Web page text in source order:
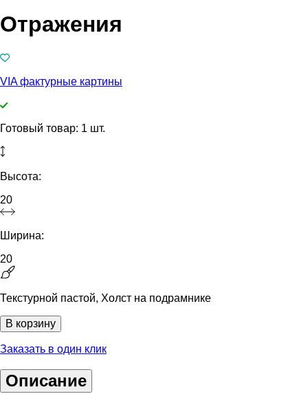
Отражения
VIA фактурные картины
Готовый товар: 1 шт.
Высота:
20
Ширина:
20
Текстурной пастой, Холст на подрамнике
В корзину
Заказать в один клик
Описание